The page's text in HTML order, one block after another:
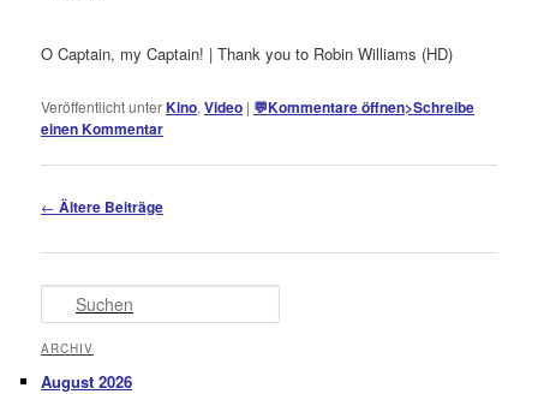
O Captain, my Captain! | Thank you to Robin Williams (HD)
Veröffentlicht unterKino,Video | 💬Kommentare öffnen>Schreibe
einen Kommentar
Beitragsnavigation
← Ältere Beiträge
Suchen
ARCHIV
August 2026